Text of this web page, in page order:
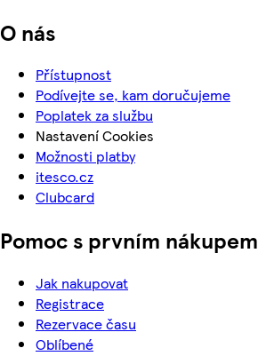
O nás
Přístupnost
Podívejte se, kam doručujeme
Poplatek za službu
Nastavení Cookies
Možnosti platby
itesco.cz
Clubcard
Pomoc s prvním nákupem
Jak nakupovat
Registrace
Rezervace času
Oblíbené